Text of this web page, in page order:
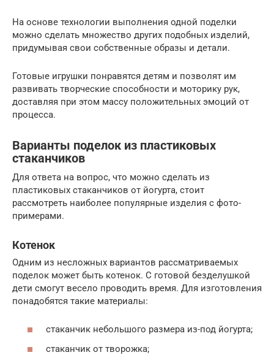
На основе технологии выполнения одной поделки
можно сделать множество других подобных изделий,
придумывая свои собственные образы и детали.
Готовые игрушки понравятся детям и позволят им
развивать творческие способности и моторику рук,
доставляя при этом массу положительных эмоций от
процесса.
Варианты поделок из пластиковых
стаканчиков
Для ответа на вопрос, что можно сделать из
пластиковых стаканчиков от йогурта, стоит
рассмотреть наиболее популярные изделия с фото-
примерами.
Котенок
Одним из несложных вариантов рассматриваемых
поделок может быть котенок. С готовой безделушкой
дети смогут весело проводить время. Для изготовления
понадобятся такие материалы:
стаканчик небольшого размера из-под йогурта;
стаканчик от творожка;